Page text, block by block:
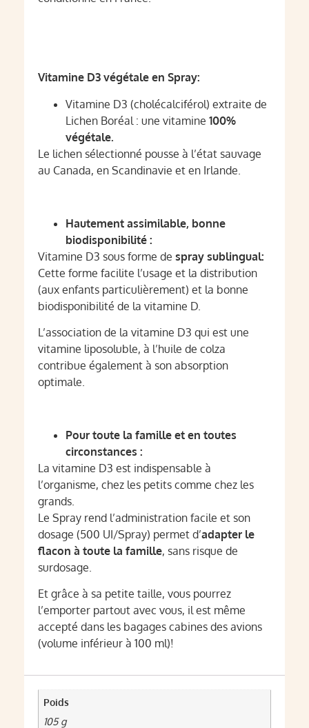
Vitamine D3 végétale en Spray:
Vitamine D3 (cholécalciférol) extraite de
Lichen Boréal : une vitamine 100%
végétale.
Le lichen sélectionné pousse à l’état sauvage
au Canada, en Scandinavie et en Irlande.
Hautement assimilable, bonne
biodisponibilité :
Vitamine D3 sous forme de spray sublingual:
Cette forme facilite l’usage et la distribution
(aux enfants particulièrement) et la bonne
biodisponibilité de la vitamine D.
L’association de la vitamine D3 qui est une
vitamine liposoluble, à l’huile de colza
contribue également à son absorption
optimale.
Pour toute la famille et en toutes
circonstances :
La vitamine D3 est indispensable à
l’organisme, chez les petits comme chez les
grands.
Le Spray rend l’administration facile et son
dosage (500 UI/Spray) permet d’adapter le
flacon à toute la famille, sans risque de
surdosage.
Et grâce à sa petite taille, vous pourrez
l’emporter partout avec vous, il est même
accepté dans les bagages cabines des avions
(volume inférieur à 100 ml)!
Poids
105 g